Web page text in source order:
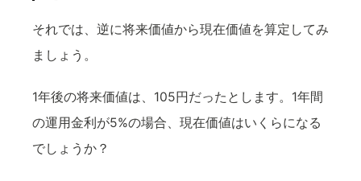
それでは、逆に将来価値から現在価値を算定してみ
ましょう。
1年後の将来価値は、105円だったとします。1年間
の運用金利が5%の場合、現在価値はいくらになる
でしょうか？